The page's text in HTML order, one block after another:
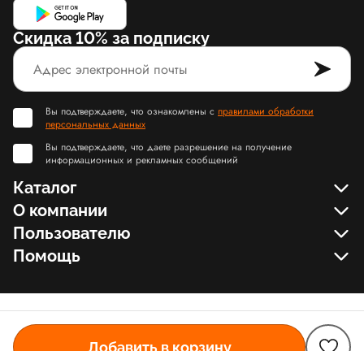
Добавить в корзину
Скидка 10% за подписку
Вы подтверждаете, что ознакомлены с правилами обработки
персональных данных
Вы подтверждаете, что даете разрешение на получение
информационных и рекламных сообщений
Каталог
О компании
Пользователю
Помощь